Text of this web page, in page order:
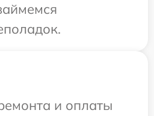
и оплаты